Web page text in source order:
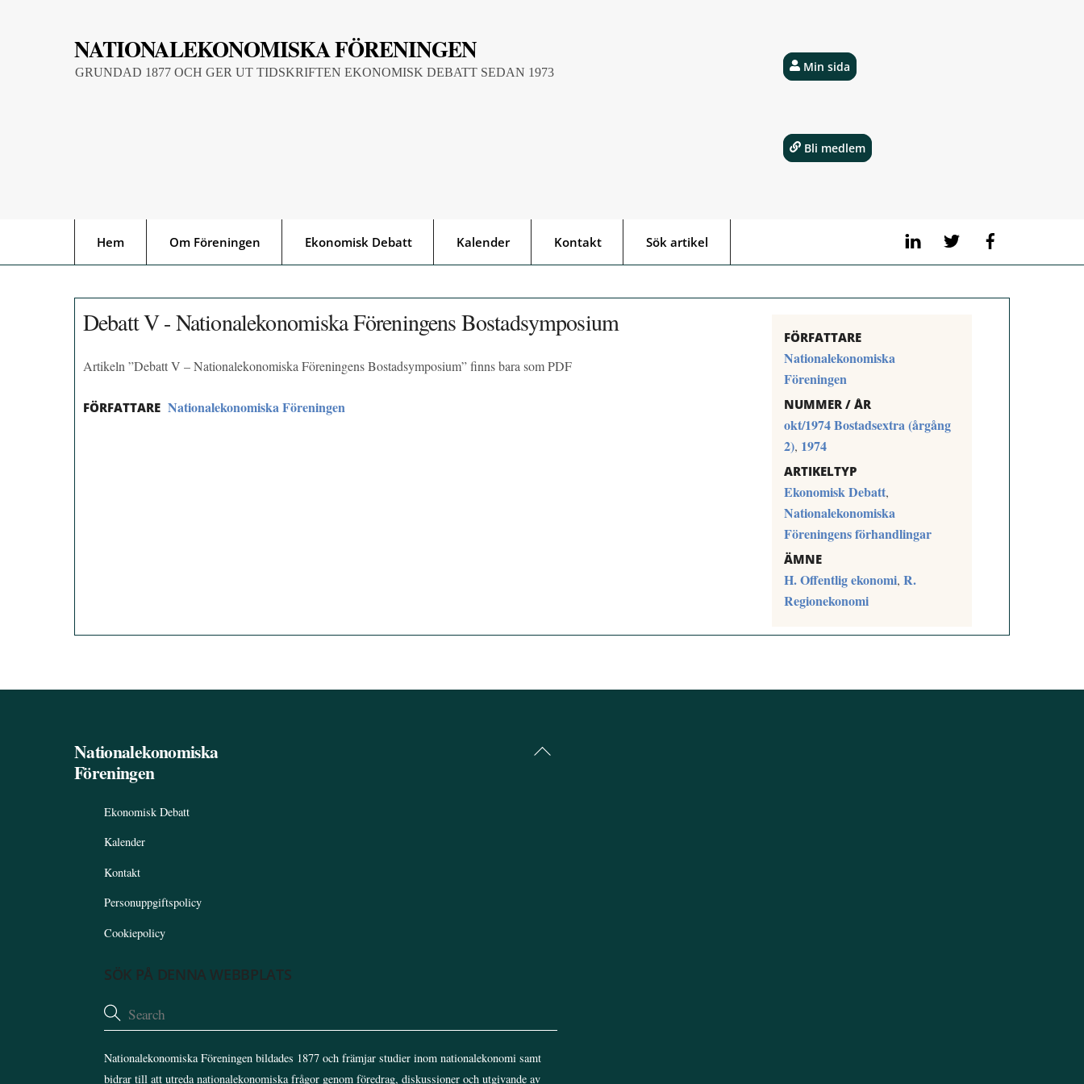
NATIONALEKONOMISKA FÖRENINGEN
GRUNDAD 1877 OCH GER UT TIDSKRIFTEN EKONOMISK DEBATT SEDAN 1973
LinkedIn Twitter
Hem Om Föreningen Ekonomisk Debatt Kalender Kontakt Sök artikel
Min sida
Bli medlem
Debatt V - Nationalekonomiska Föreningens Bostadsymposium
Artikeln ”Debatt V – Nationalekonomiska Föreningens Bostadsymposium” finns bara som PDF
FÖRFATTARE Nationalekonomiska Föreningen
FÖRFATTARE
Nationalekonomiska
Föreningen
NUMMER / ÅR
okt/1974 Bostadsextra (årgång
2), 1974
ARTIKELTYP
Ekonomisk Debatt,
Nationalekonomiska
Föreningens förhandlingar
ÄMNE
H. Offentlig ekonomi, R.
Regionekonomi
Back
Nationalekonomiska
Föreningen
Ekonomisk Debatt
Kalender
Kontakt
Personuppgiftspolicy
Cookiepolicy
SÖK PÅ DENNA WEBBPLATS
Nationalekonomiska Föreningen bildades 1877 och främjar studier inom nationalekonomi samt
bidrar till att utreda nationalekonomiska frågor genom föredrag, diskussioner och utgivande av